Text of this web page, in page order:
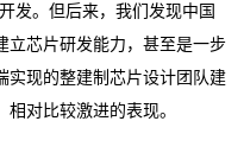
发。但后来，我们发现中国
立芯片研发能力，甚至是一步
实现的整建制芯片设计团队建
对比较激进的表现。